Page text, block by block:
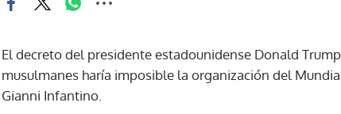
El decreto del presidente estadounidense Donald
musulmanes haría imposible la organización del
Gianni Infantino.